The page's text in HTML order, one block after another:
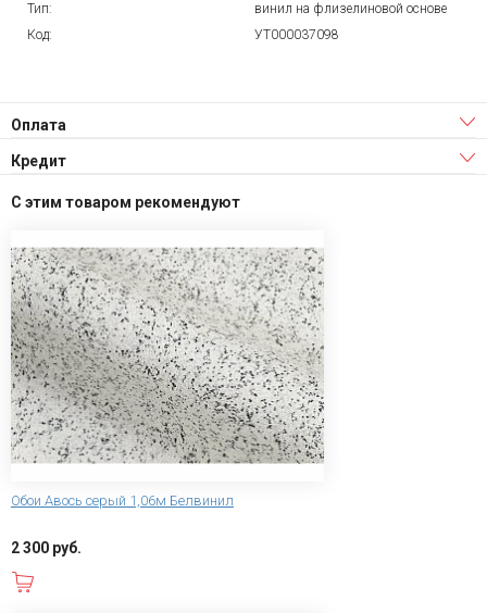
Тип:
винил на флизелиновой основе
Код:
УТ000037098
Оплата
Кредит
С этим товаром рекомендуют
Обои Авось серый 1,06м Белвинил
2 300 руб.